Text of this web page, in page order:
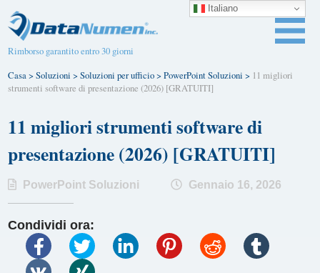
Rimborso garantito entro 30 giorni
Casa>Soluzioni >Soluzioni per ufficio>PowerPoint Soluzioni > 11 migliori
strumenti software di presentazione (2026) [GRATUITI]
11 migliori strumenti software di
presentazione (2026) [GRATUITI]
PowerPoint Soluzioni Gennaio 16, 2026
Condividi ora:
Italiano